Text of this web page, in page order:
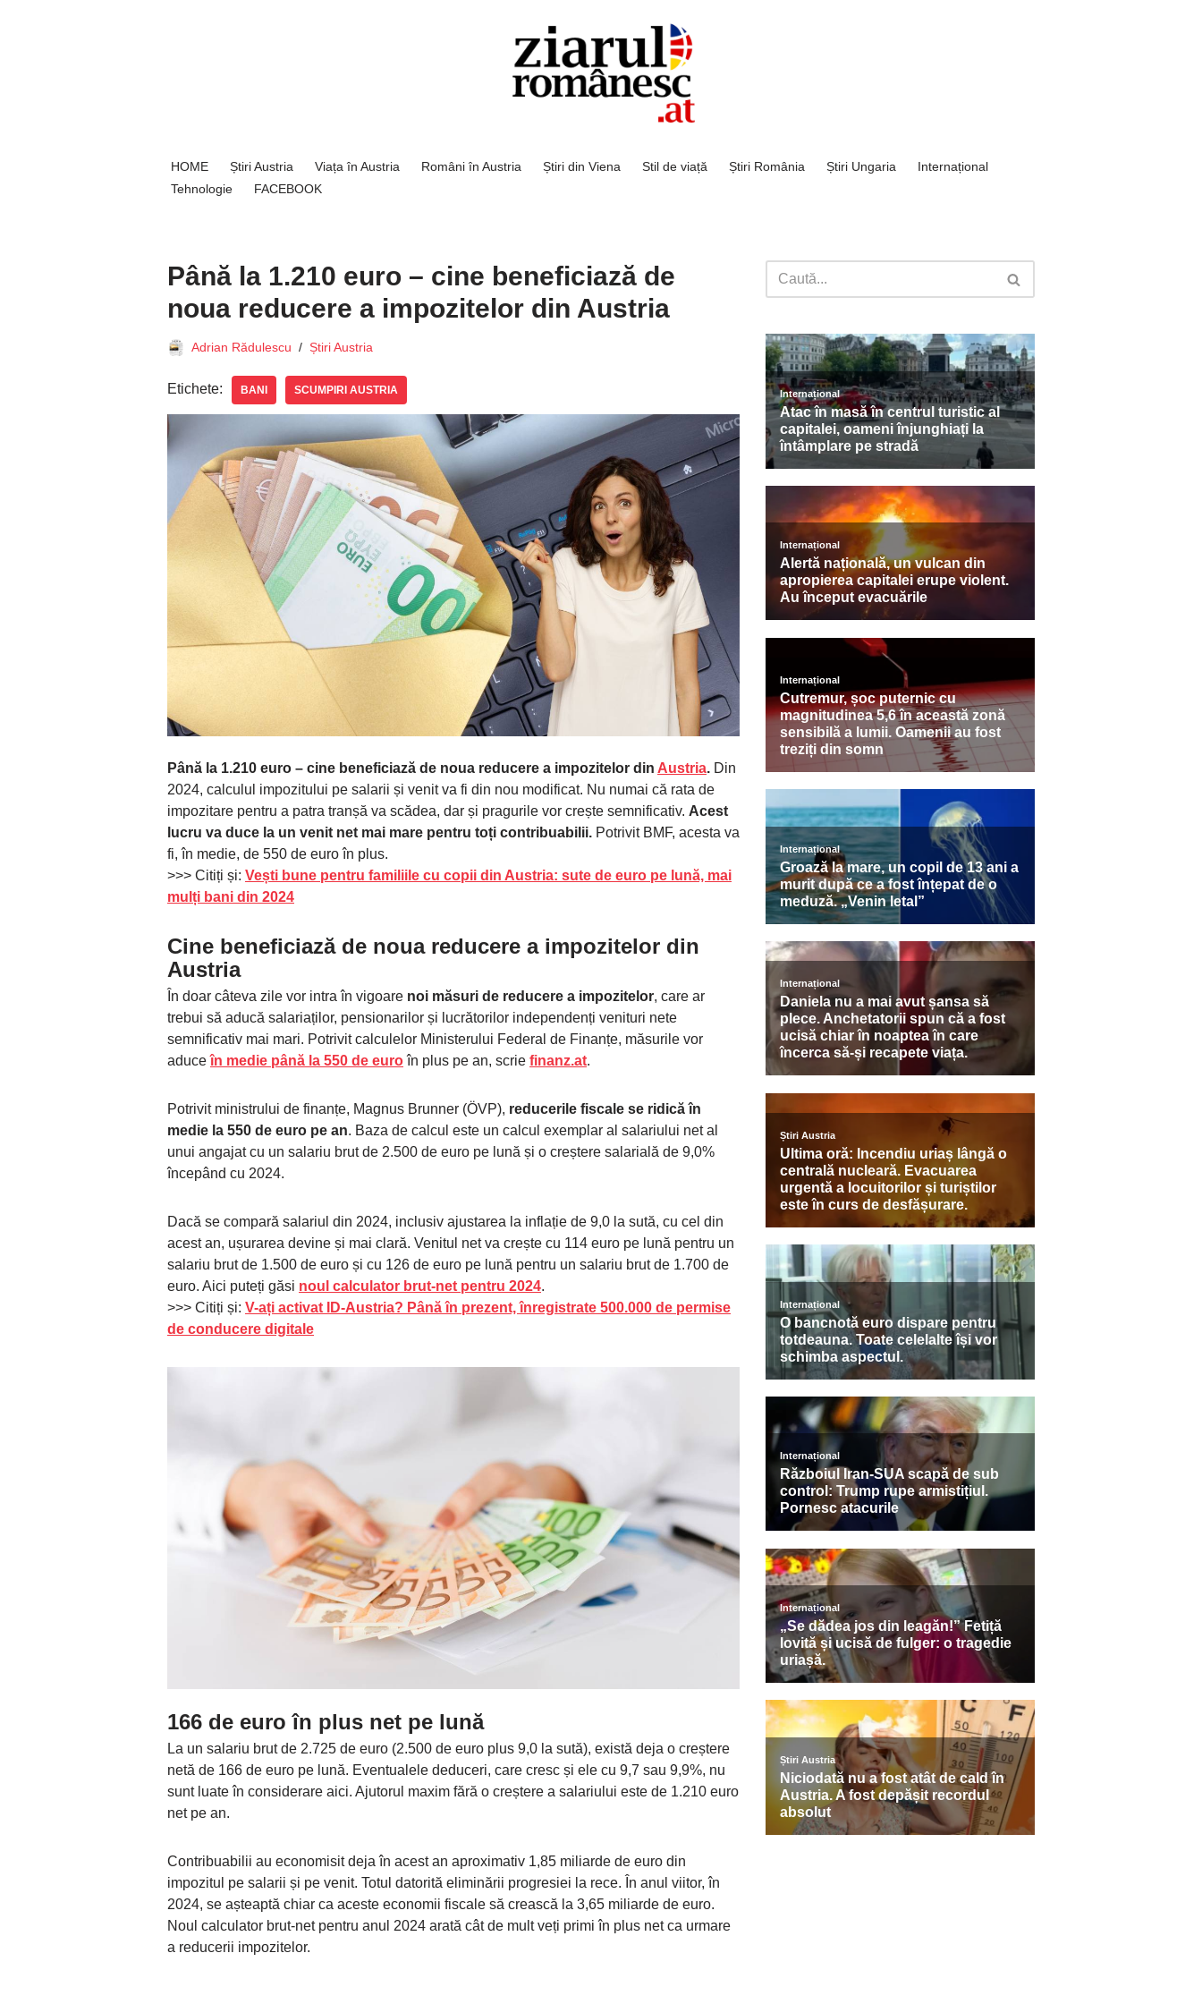
HOME Știri Austria Viața în Austria Români în Austria Știri din Viena Stil de viață Știri România Știri Ungaria
Internațional
Tehnologie
FACEBOOK
Până la 1.210 euro – cine beneficiază de
noua reducere a impozitelor din Austria
Adrian Rădulescu Știri Austria
Etichete: BANI SCUMPIRI AUSTRIA
Până la 1.210 euro – cine beneficiază de noua reducere a impozitelor din Austria. Din
2024, calculul impozitului pe salarii și venit va fi din nou modificat. Nu numai că rata de
impozitare pentru a patra tranșă va scădea, dar și pragurile vor crește semnificativ. Acest
lucru va duce la un venit net mai mare pentru toți contribuabilii. Potrivit BMF, acesta va
fi, în medie, de 550 de euro în plus.
>>> Citiți și: Vești bune pentru familiile cu copii din Austria: sute de euro pe lună, mai
mulți bani din 2024
Cine beneficiază de noua reducere a impozitelor din
Austria
În doar câteva zile vor intra în vigoare noi măsuri de reducere a impozitelor, care ar
trebui să aducă salariaților, pensionarilor și lucrătorilor independenți venituri nete
semnificativ mai mari. Potrivit calculelor Ministerului Federal de Finanțe, măsurile vor
aduceîn medie până la 550 de euroîn plus pe an, scrie finanz.at.
Potrivit ministrului de finanțe, Magnus Brunner (ÖVP), reducerile fiscale se ridică în
medie la 550 de euro pe an. Baza de calcul este un calcul exemplar al salariului net al
unui angajat cu un salariu brut de 2.500 de euro pe lună și o creștere salarială de 9,0%
începând cu 2024.
Dacă se compară salariul din 2024, inclusiv ajustarea la inflație de 9,0 la sută, cu cel din
acest an, ușurarea devine și mai clară. Venitul net va crește cu 114 euro pe lună pentru un
salariu brut de 1.500 de euro și cu 126 de euro pe lună pentru un salariu brut de 1.700 de
euro. Aici puteți găsi noul calculator brut-net pentru 2024.
>>> Citiți și: V-ați activat ID-Austria? Până în prezent, înregistrate 500.000 de permise
de conducere digitale
166 de euro în plus net pe lună
La un salariu brut de 2.725 de euro (2.500 de euro plus 9,0 la sută), există deja o creștere
netă de 166 de euro pe lună. Eventualele deduceri, care cresc și ele cu 9,7 sau 9,9%, nu
sunt luate în considerare aici. Ajutorul maxim fără o creștere a salariului este de 1.210 euro
net pe an.
Contribuabilii au economisit deja în acest an aproximativ 1,85 miliarde de euro din
impozitul pe salarii și pe venit. Totul datorită eliminării progresiei la rece. În anul viitor, în
2024, se așteaptă chiar ca aceste economii fiscale să crească la 3,65 miliarde de euro.
Noul calculator brut-net pentru anul 2024 arată cât de mult veți primi în plus net ca urmare
a reducerii impozitelor.